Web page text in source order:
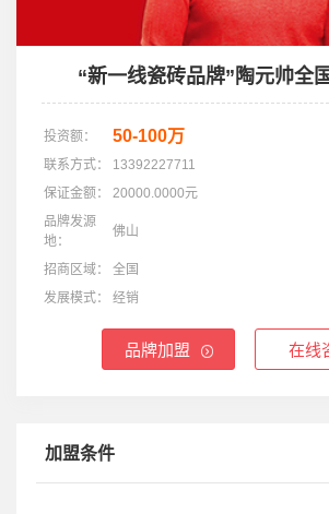
“新一线瓷砖品牌”陶元帅全
投资额： 50-100万
联系方式：
13392227711
保证金额：
20000.0000元
品牌发源
地：
佛山
招商区域：
全国
发展模式：
经销
品牌加盟 在线
加盟条件